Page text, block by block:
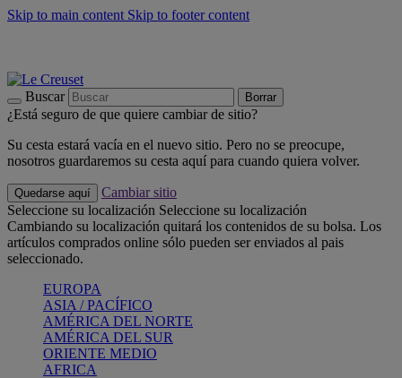
Skip to main content Skip to footer content
Buscar Borrar
¿Está seguro de que quiere cambiar de sitio?
Su cesta estará vacía en el nuevo sitio. Pero no se preocupe,
nosotros guardaremos su cesta aquí para cuando quiera volver.
Quedarse aquí
Cambiar sitio
Seleccione su localización Seleccione su localización
Cambiando su localización quitará los contenidos de su bolsa. Los
artículos comprados online sólo pueden ser enviados al pais
seleccionado.
EUROPA
ASIA / PACÍFICO
AMÉRICA DEL NORTE
AMÉRICA DEL SUR
ORIENTE MEDIO
AFRICA